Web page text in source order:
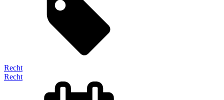
Recht
Recht